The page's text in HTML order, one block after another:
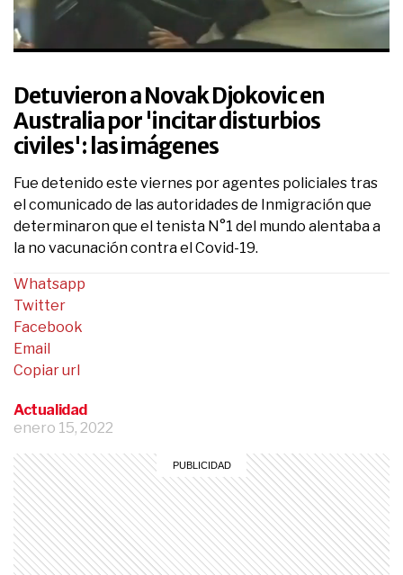
Detuvieron a Novak Djokovic en
Australia por 'incitar disturbios
civiles': las imágenes
0
of
13
seconds
Fue detenido este viernes por agentes policiales tras
el comunicado de las autoridades de Inmigración que
determinaron que el tenista N°1 del mundo alentaba a
la no vacunación contra el Covid-19.
Actualidad
enero 15, 2022
Whatsapp
Twitter
Facebook
Email
Copiar url